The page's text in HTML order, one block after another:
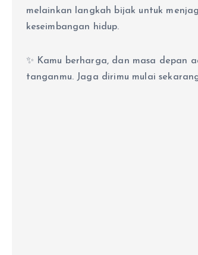
melainkan langkah bijak untuk
keseimbangan hidup.
✨ Kamu berharga, dan masa depan
tanganmu. Jaga dirimu mulai